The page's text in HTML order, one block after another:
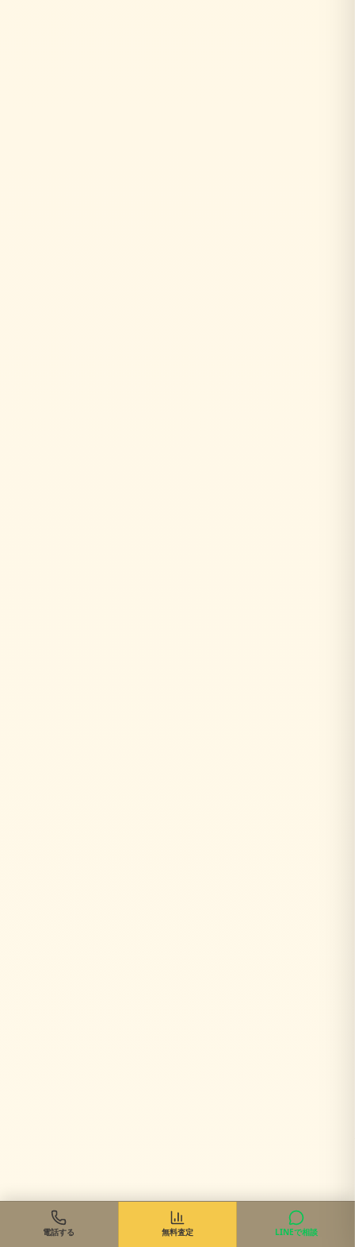
電話する 無料査定 LINEで相談